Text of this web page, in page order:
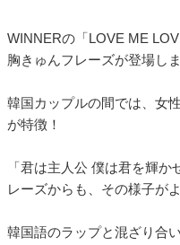
WINNERの「LOVE ME
胸きゅんフレーズが登場し
韓国カップルの間では、女
が特徴！
「君は主人公 僕は君を輝
レーズからも、その様子が
韓国語のラップと混ざり合